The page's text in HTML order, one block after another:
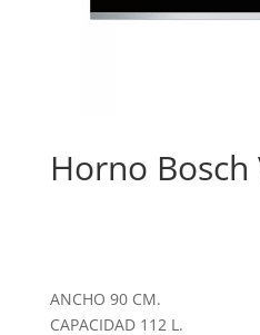
Horno Bosch
ANCHO 90 CM.
CAPACIDAD 112 L.